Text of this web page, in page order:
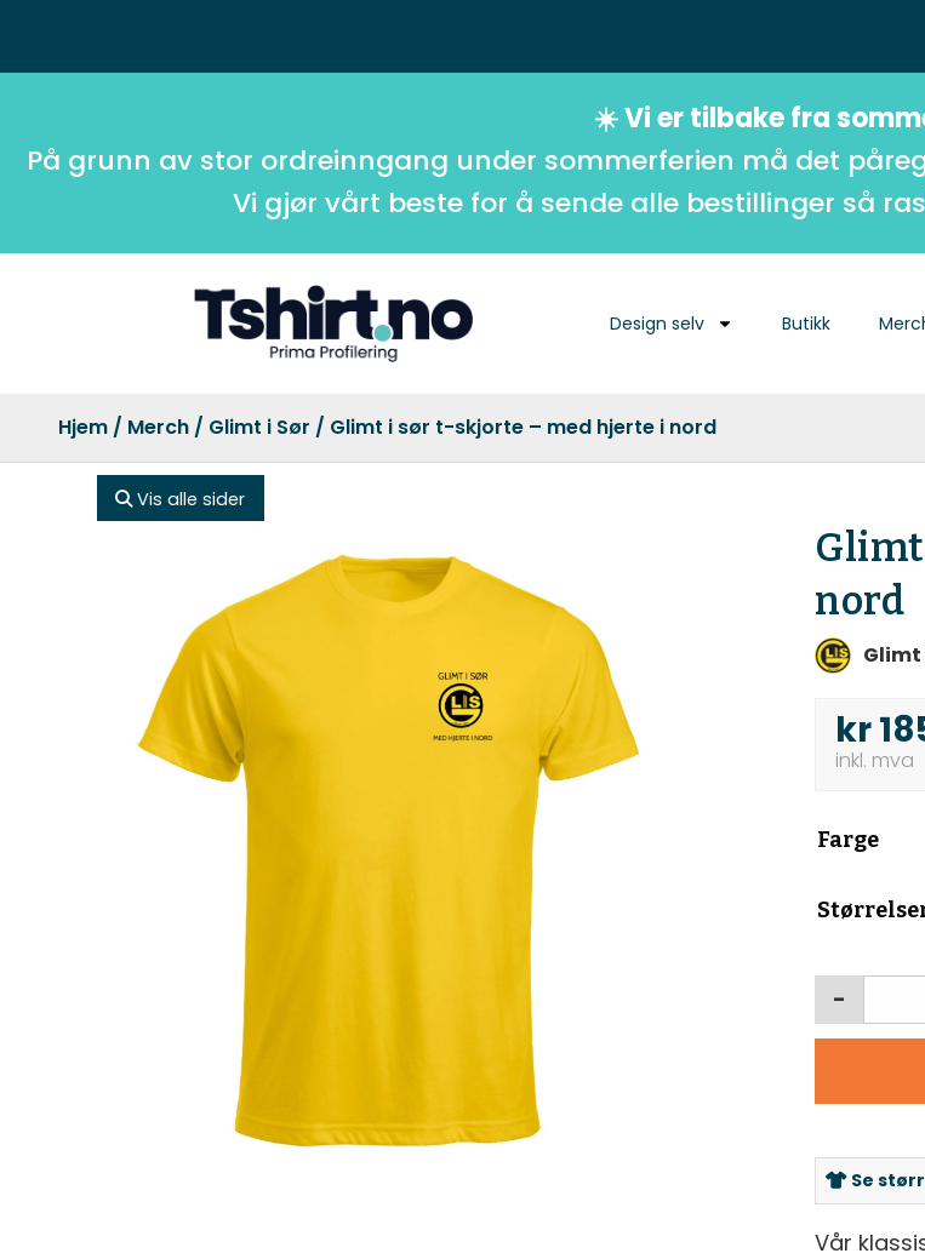
☀️ Vi er tilbake fra
På grunn av stor ordreinngang under sommerferien må det
Vi gjør vårt beste for å sende alle bestillinger så
Design selv Butikk
Hjem / Merch / Glimt i Sør / Glimt i sør t-skjorte – med hjerte i nord
Vis alle sider
nord
Glimt
kr
Farge
-
Se
Vår